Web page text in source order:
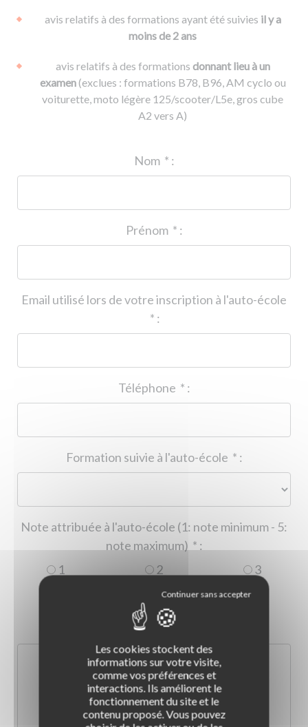
avis relatifs à des formations ayant été suivies il y a
moins de 2 ans
avis relatifs à des formations donnant lieu à un
examen(exclues : formations B78, B96, AM cyclo ou
voiturette, moto légère 125/scooter/L5e, gros cube
A2 vers A)
* :
* :
Email utilisé lors de votre inscription à l'auto-école
* :
* :
* :
Note attribuée à l'auto-école (1: note minimum - 5:
* :
1
2
3
5
Les cookies stockent des
informations sur votre visite,
comme vos préférences et
interactions. Ils améliorent le
fonctionnement du site et le
contenu proposé. Vous pouvez